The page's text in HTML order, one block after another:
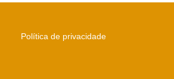
Política de privacidade